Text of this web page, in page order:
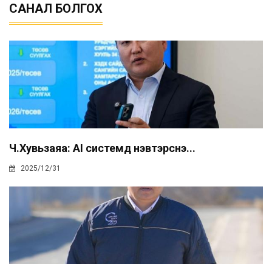
САНАЛ БОЛГОХ
Ч.Хувьзаяа: AI системд нэвтэрснэ...
2025/12/31